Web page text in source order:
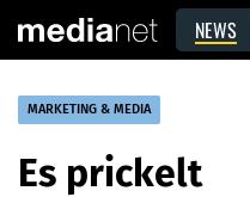
NEWS
MARKETING & MEDIA
Es prickelt